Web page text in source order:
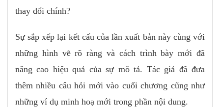
thay đổi chính?
Sự sắp xếp lại kết cấu của lần xuất bản này cùng với
những hình vẽ rõ ràng và cách trình bày mới đã
nâng cao hiệu quả của sự mô tả. Tác giả đã đưa
thêm nhiều câu hỏi mới vào cuối chương cũng như
những ví dụ minh hoạ mới trong phần nội dung.